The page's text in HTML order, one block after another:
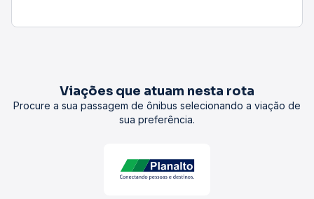
Viações que atuam nesta rota
Procure a sua passagem de ônibus selecionando a viação de
sua preferência.